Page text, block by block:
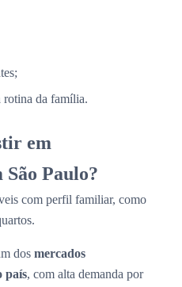
rotina da família.
em
Paulo?
com perfil familiar, como
dos mercados
país, com alta demanda por